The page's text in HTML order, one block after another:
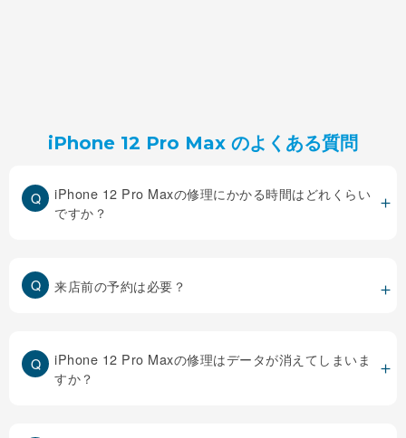
iPhone 12 Pro Max のよくある質問
iPhone 12 Pro Maxの修理にかかる時間はどれくらい
ですか？
来店前の予約は必要？
iPhone 12 Pro Maxの修理はデータが消えてしまいま
すか？